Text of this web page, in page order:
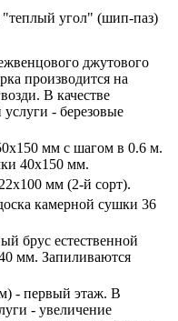
"теплый угол" (шип-паз)
джутового
производится на
В качестве
- березовые
мм с шагом в 0.6 м.
40х150 мм.
мм (2-й сорт).
камерной сушки 36
брус естественной
мм. Запиливаются
- первый этаж. В
- увеличение